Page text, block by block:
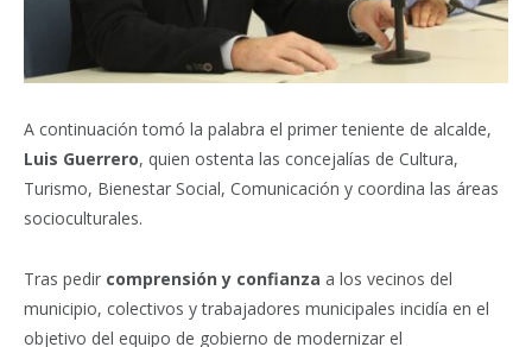
A continuación tomó la palabra el primer teniente de alcalde,
Luis Guerrero, quien ostenta las concejalías de Cultura,
Turismo, Bienestar Social, Comunicación y coordina las áreas
socioculturales.
Tras pedir comprensión y confianza a los vecinos del
municipio, colectivos y trabajadores municipales incidía en el
objetivo del equipo de gobierno de modernizar el